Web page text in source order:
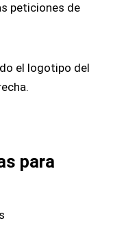
peticiones de
el logotipo del
para